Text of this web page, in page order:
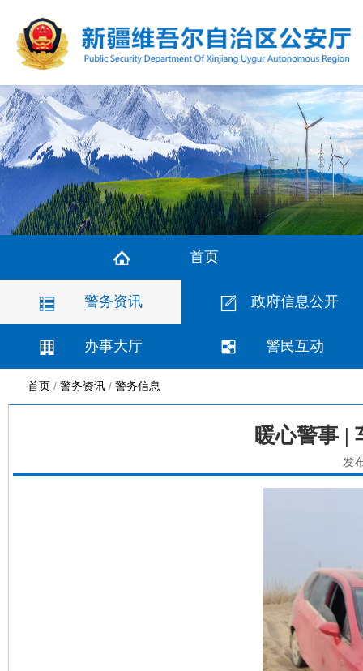
首页
警务资讯 政府信息公开
办事大厅 警民互动
首页 / 警务资讯 / 警务信息
暖心警事 |
发